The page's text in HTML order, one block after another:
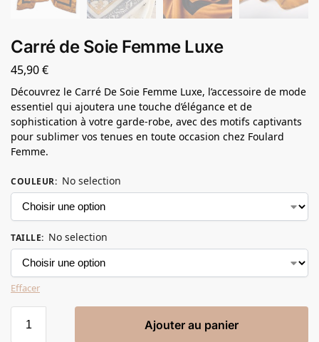
Carré de Soie Femme Luxe
45,90€
Découvrez le Carré De Soie Femme Luxe, l’accessoire de mode
essentiel qui ajoutera une touche d’élégance et de
sophistication à votre garde-robe, avec des motifs captivants
pour sublimer vos tenues en toute occasion chez Foulard
Femme.
COULEUR: No selection
TAILLE: No selection
Effacer
Ajouter au panier